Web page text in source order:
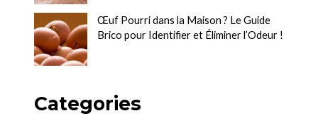
Œuf Pourri dans la Maison ? Le Guide
Brico pour Identifier et Éliminer l’Odeur !
Categories